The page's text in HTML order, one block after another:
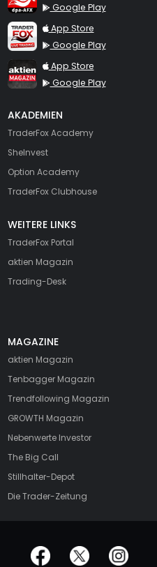
Google Play
TraderFox Live Trading
App Store
Google Play
TraderFox aktien Magazin
App Store
Google Play
AKADEMIEN
TraderFox Academy
SheInvest
Option Academy
TraderFox Clubhouse
WEITERE LINKS
TraderFox Portal
aktien Magazin
Trading-Desk
MAGAZINE
aktien Magazin
Tenbagger Magazin
Trendfollowing Magazin
GROWTH Magazin
Nebenwerte Investor
The Big Call
Stillhalter-Depot
Die Trader-Zeitung
offizielle Social Media-Accounts